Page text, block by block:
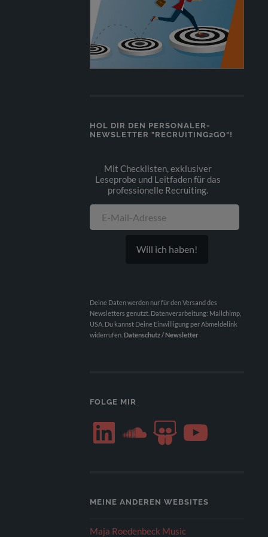
HOL DIR DEN PERSONALER-
NEWSLETTER "RECRUITING2GO"!
Mit Checklisten, exklusiver
Leseprobe und Leitfaden für das
professionelle Recruiting.
Deine Daten werden nur für den Versand des
Newsletters genutzt. Datenverarbeitung: Mailchimp,
USA. Du kannst Deine Einwilligung per Abmeldelink
widerrufen. Datenschutz / Newsletter
FOLGE MIR
LinkedIn SoundCloudSlideShare
MEINE ANDEREN WEBSITES
Maja Roedenbeck Music